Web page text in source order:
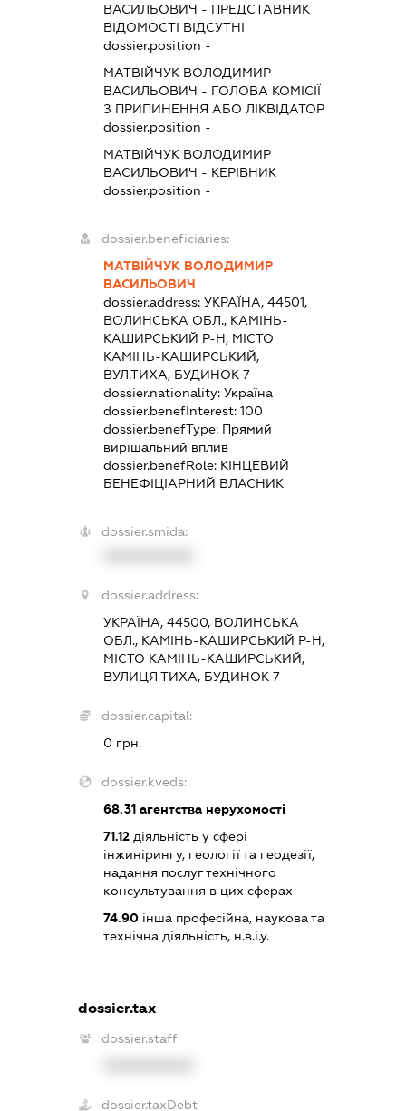
ВАСИЛЬОВИЧ - ПРЕДСТАВНИК
ВІДОМОСТІ ВІДСУТНІ
dossier.position -
МАТВІЙЧУК ВОЛОДИМИР
ВАСИЛЬОВИЧ - ГОЛОВА КОМІСІЇ
З ПРИПИНЕННЯ АБО ЛІКВІДАТОР
dossier.position -
МАТВІЙЧУК ВОЛОДИМИР
ВАСИЛЬОВИЧ - КЕРІВНИК
dossier.position -
dossier.beneficiaries:
МАТВІЙЧУК ВОЛОДИМИР
ВАСИЛЬОВИЧ
dossier.address: УКРАЇНА, 44501,
ВОЛИНСЬКА ОБЛ., КАМІНЬ-
КАШИРСЬКИЙ Р-Н, МІСТО
КАМІНЬ-КАШИРСЬКИЙ,
ВУЛ.ТИХА, БУДИНОК 7
dossier.nationality: Україна
dossier.benefInterest: 100
dossier.benefType: Прямий
вирішальний вплив
dossier.benefRole: КІНЦЕВИЙ
БЕНЕФІЦІАРНИЙ ВЛАСНИК
dossier.smida:
dossier.address:
УКРАЇНА, 44500, ВОЛИНСЬКА
ОБЛ., КАМІНЬ-КАШИРСЬКИЙ Р-Н,
МІСТО КАМІНЬ-КАШИРСЬКИЙ,
ВУЛИЦЯ ТИХА, БУДИНОК 7
dossier.capital:
0 грн.
dossier.kveds:
68.31агентства нерухомості
71.12діяльність у сфері
інжинірингу, геології та геодезії,
надання послуг технічного
консультування в цих сферах
74.90інша професійна, наукова та
технічна діяльність, н.в.і.у.
dossier.tax
dossier.staff
dossier.taxDebt